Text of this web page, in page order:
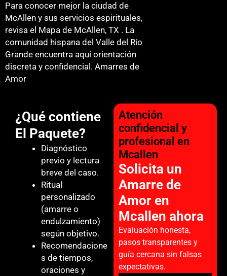
Para conocer mejor la ciudad de
McAllen y sus servicios espirituales,
revisa el Mapa de McAllen, TX . La
comunidad hispana del Valle del Río
Grande encuentra aquí orientación
discreta y confidencial. Amarres de
Amor
¿Qué contiene
El Paquete?
Diagnóstico
previo y lectura
breve del caso.
Ritual
personalizado
(amarre o
endulzamiento)
según objetivo.
Recomendacione
s de tiempos,
oraciones y
Atención
confidencial y
profesional en
Mcallen
Solicita un
Amarre de
Amor en
Mcallen ahora
Evaluación honesta,
pasos transparentes y
guía cercana sin falsas
expectativas.